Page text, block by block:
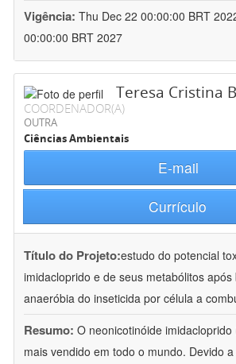
Vigência: Thu Dec 22 00:00:00 BRT
00:00:00 BRT 2027
Teresa Cristina
COORDENADOR(A)
OUTRA
Ciências Ambientais
E-mail
Currículo
Título do Projeto:estudo do potencial
imidacloprido e de seus metabólitos
anaeróbia do inseticida por célula a
Resumo: O neonicotinóide
mais vendido em todo o mundo. Devido